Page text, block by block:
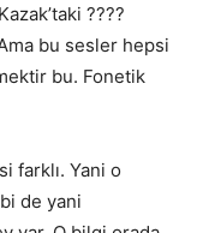
????
bu sesler hepsi
bu. Fonetik
farklı. Yani o
de yani